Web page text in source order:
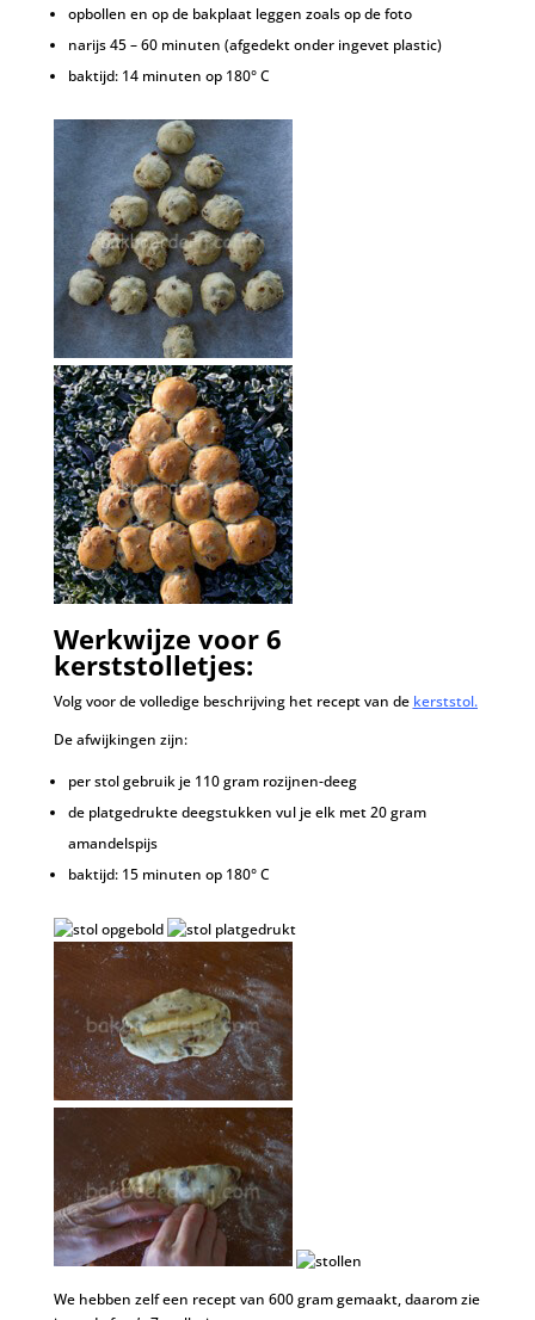
opbollen en op de bakplaat leggen zoals op de foto
narijs 45 – 60 minuten (afgedekt onder ingevet plastic)
baktijd: 14 minuten op 180° C
Werkwijze voor 6
kerststolletjes:
Volg voor de volledige beschrijving het recept van de kerststol.
De afwijkingen zijn:
per stol gebruik je 110 gram rozijnen-deeg
de platgedrukte deegstukken vul je elk met 20 gram
amandelspijs
baktijd: 15 minuten op 180° C
We hebben zelf een recept van 600 gram gemaakt, daarom zie